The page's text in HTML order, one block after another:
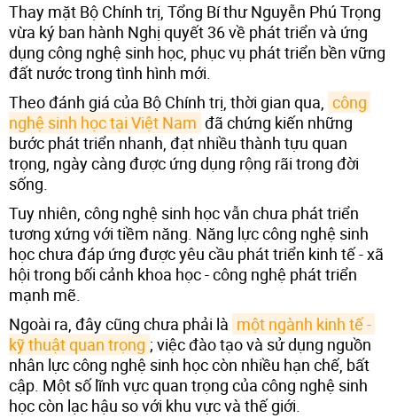
Thay mặt Bộ Chính trị, Tổng Bí thư Nguyễn Phú Trọng
vừa ký ban hành Nghị quyết 36 về phát triển và ứng
dụng công nghệ sinh học, phục vụ phát triển bền vững
đất nước trong tình hình mới.
Theo đánh giá của Bộ Chính trị, thời gian qua, công
nghệ sinh học tại Việt Nam đã chứng kiến những
bước phát triển nhanh, đạt nhiều thành tựu quan
trọng, ngày càng được ứng dụng rộng rãi trong đời
sống.
Tuy nhiên, công nghệ sinh học vẫn chưa phát triển
tương xứng với tiềm năng. Năng lực công nghệ sinh
học chưa đáp ứng được yêu cầu phát triển kinh tế - xã
hội trong bối cảnh khoa học - công nghệ phát triển
mạnh mẽ.
Ngoài ra, đây cũng chưa phải là một ngành kinh tế -
kỹ thuật quan trọng ; việc đào tạo và sử dụng nguồn
nhân lực công nghệ sinh học còn nhiều hạn chế, bất
cập. Một số lĩnh vực quan trọng của công nghệ sinh
học còn lạc hậu so với khu vực và thế giới.